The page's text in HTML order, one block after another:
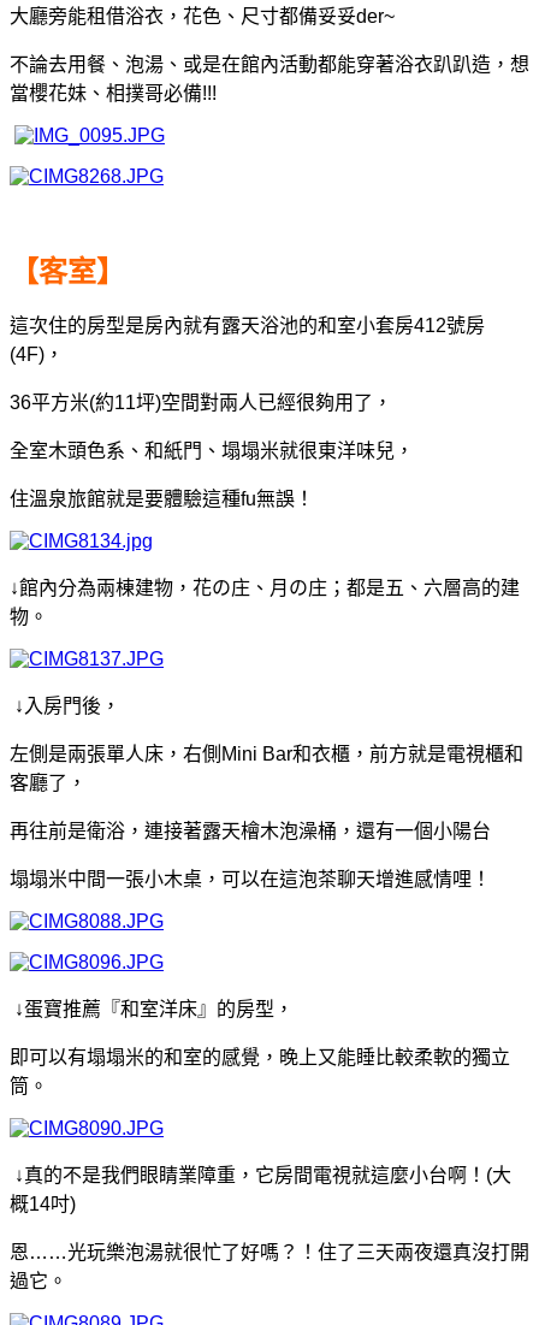
大廳旁能租借浴衣，花色、尺寸都備妥妥der~
不論去用餐、泡湯、或是在館內活動都能穿著浴衣趴趴造， 想
當櫻花妹、相撲哥必備!!!
【客室】
這次住的房型是房內就有露天浴池的和室小套房412號房
(4F)，
36平方米(約11坪)空間對兩人已經很夠用了，
全室木頭色系、和紙門、塌塌米就很東洋味兒，
住溫泉旅館就是要體驗這種fu無誤！
↓館內分為兩棟建物，花の庄、月の庄；都是五、六層高的建
物。
↓入房門後，
左側是兩張單人床，右側Mini Bar和衣櫃， 前方就是電視櫃和
客廳了，
再往前是衛浴，連接著露天檜木泡澡桶，還有一個小陽台
塌塌米中間一張小木桌，可以在這泡茶聊天增進感情哩！
↓蛋寶推薦『和室洋床』的房型，
即可以有塌塌米的和室的感覺， 晚上又能睡比較柔軟的獨立
筒。
↓真的不是我們眼睛業障重，它房間電視就這麼小台啊！(大
概14吋)
恩……光玩樂泡湯就很忙了好嗎？！住了三天兩夜還真沒打開
過它。